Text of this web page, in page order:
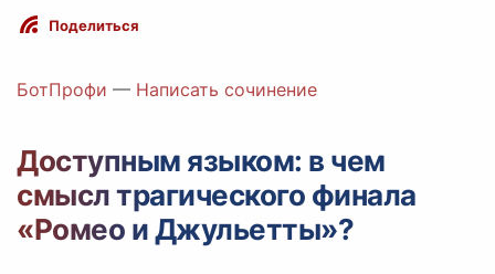
Режимы бота
Цены
Вход с Telegram
Поделиться
БотПрофи — Написать сочинение
Доступным языком: в чем
смысл трагического финала
«Ромео и Джульетты»?